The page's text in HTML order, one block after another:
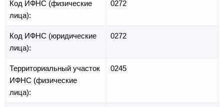
Код ИФНС (физические
лица):
0272
Код ИФНС (юридические
лица):
0272
Территориальный участок
ИФНС (физические
лица):
0245